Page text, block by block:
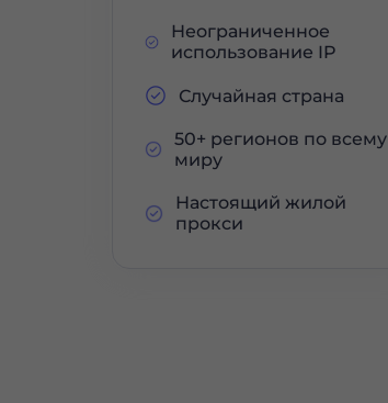
Неограниченное
использование IP
Случайная страна
50+ регионов по всему
миру
Настоящий жилой
прокси